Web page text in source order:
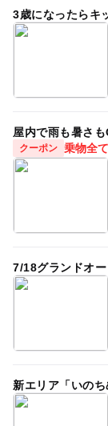
ります。
・キャンセ
リンクから
・無断の欠
・撮影時間
可能性がご
・多くのお
タイル社主
には、ご参
応募方法
・満席の場
・お１人様
ールにてご
予約ページ
予約はこち
子育て相談
3歳になったらキ
屋内で雨も暑さ
クーポン 乗物全
7/18グランドオ
新エリア「いの